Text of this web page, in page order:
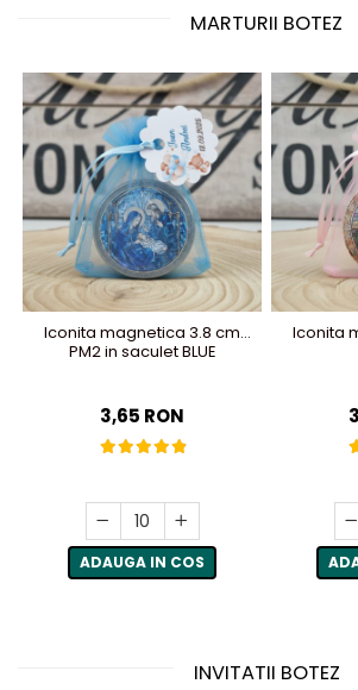
MARTURII BOTEZ
Iconita magnetica 3.8 cm
PM2 in saculet BLUE
3,65 RON
ADAUGA IN COS
Iconita
INVITATII BOTEZ